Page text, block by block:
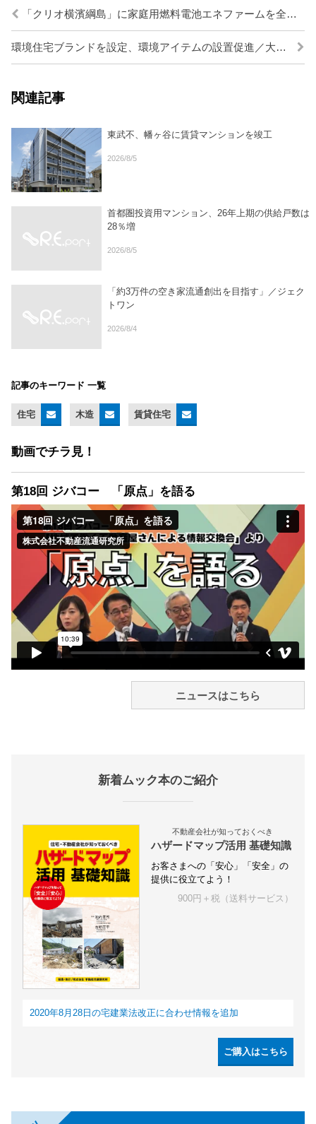
「クリオ横濱綱島」に家庭用燃料電池エネファームを全戸採用／明和地所
環境住宅ブランドを設定、環境アイテムの設置促進／大和ハウス工業
関連記事
東武不、幡ヶ谷に賃貸マンションを竣工
2026/8/5
首都圏投資用マンション、26年上期の供給戸数は
28％増
2026/8/5
「約3万件の空き家流通創出を目指す」／ジェク
トワン
2026/8/4
記事のキーワード 一覧
住宅 木造 賃貸住宅
動画でチラ見！
第18回 ジバコー 「原点」を語る
ニュースはこちら
新着ムック本のご紹介
不動産会社が知っておくべき
ハザードマップ活用 基礎知識
お客さまへの「安心」「安全」の
提供に役立てよう！
900円＋税（送料サービス）
2020年8月28日の宅建業法改正に合わせ情報を追加
ご購入はこちら